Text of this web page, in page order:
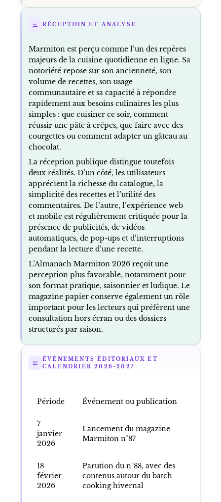
RÉCEPTION ET ANALYSE
Marmiton est perçu comme l’un des repères
majeurs de la cuisine quotidienne en ligne. Sa
notoriété repose sur son ancienneté, son
volume de recettes, son usage
communautaire et sa capacité à répondre
rapidement aux besoins culinaires les plus
simples : que cuisiner ce soir, comment
réussir une pâte à crêpes, que faire avec des
courgettes ou comment adapter un gâteau au
chocolat.
La réception publique distingue toutefois
deux réalités. D’un côté, les utilisateurs
apprécient la richesse du catalogue, la
simplicité des recettes et l’utilité des
commentaires. De l’autre, l’expérience web
et mobile est régulièrement critiquée pour la
présence de publicités, de vidéos
automatiques, de pop-ups et d’interruptions
pendant la lecture d’une recette.
L’Almanach Marmiton 2026 reçoit une
perception plus favorable, notamment pour
son format pratique, saisonnier et ludique. Le
magazine papier conserve également un rôle
important pour les lecteurs qui préfèrent une
consultation hors écran ou des dossiers
structurés par saison.
ÉVÉNEMENTS ÉDITORIAUX ET
CALENDRIER 2026-2027
Période Événement ou publication
7
janvier
2026
Lancement du magazine
Marmiton n°87
18
février
2026
Parution du n°88, avec des
contenus autour du batch
cooking hivernal